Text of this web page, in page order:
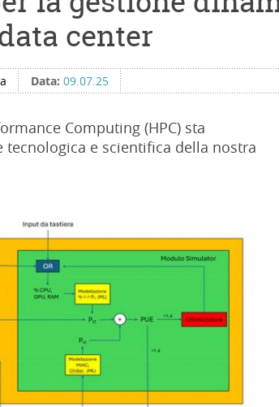
center
Data: 09.07.25
Computing (HPC) sta
tecnologica e scientifica della nostra